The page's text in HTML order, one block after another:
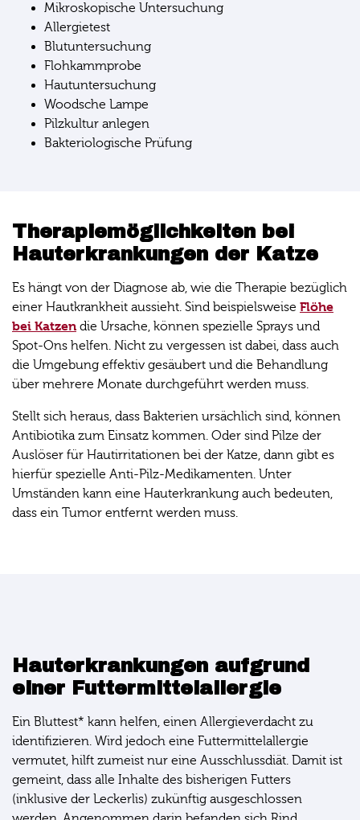
Mikroskopische Untersuchung
Allergietest
Blutuntersuchung
Flohkammprobe
Hautuntersuchung
Woodsche Lampe
Pilzkultur anlegen
Bakteriologische Prüfung
Therapiemöglichkeiten bei
Hauterkrankungen der Katze
Es hängt von der Diagnose ab, wie die Therapie bezüglich
einer Hautkrankheit aussieht. Sind beispielsweise Flöhe
bei Katzen die Ursache, können spezielle Sprays und
Spot-Ons helfen. Nicht zu vergessen ist dabei, dass auch
die Umgebung effektiv gesäubert und die Behandlung
über mehrere Monate durchgeführt werden muss.
Stellt sich heraus, dass Bakterien ursächlich sind, können
Antibiotika zum Einsatz kommen. Oder sind Pilze der
Auslöser für Hautirritationen bei der Katze, dann gibt es
hierfür spezielle Anti-Pilz-Medikamenten. Unter
Umständen kann eine Hauterkrankung auch bedeuten,
dass ein Tumor entfernt werden muss.
Hauterkrankungen aufgrund
einer Futtermittelallergie
Ein Bluttest* kann helfen, einen Allergieverdacht zu
identifizieren. Wird jedoch eine Futtermittelallergie
vermutet, hilft zumeist nur eine Ausschlussdiät. Damit ist
gemeint, dass alle Inhalte des bisherigen Futters
(inklusive der Leckerlis) zukünftig ausgeschlossen